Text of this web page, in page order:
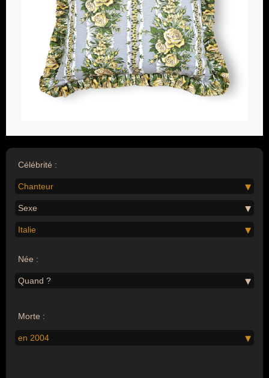
Célébrité :
Chanteur
Sexe
Italie
Née :
Quand ?
Morte :
en 2004